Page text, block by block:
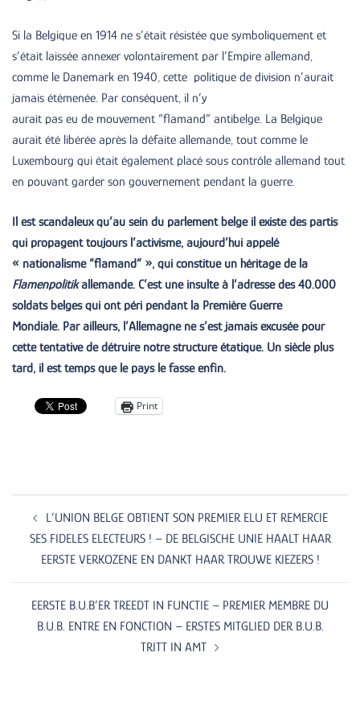
Si la Belgique en 1914 ne s’était résistée que symboliquement et
s’était laissée annexer volontairement par l’Empire allemand,
comme le Danemark en 1940, cette politique de division n’aurait
jamais étémenée. Par conséquent, il n’y
aurait pas eu de mouvement “flamand” antibelge. La Belgique
aurait été libérée après la défaite allemande, tout comme le
Luxembourg qui était également placé sous contrôle allemand tout
en pouvant garder son gouvernement pendant la guerre.
Il est scandaleux qu’au sein du parlement belge il existe des partis
qui propagent toujours l’activisme, aujourd’hui appelé
« nationalisme “flamand” », qui constitue un héritage de la
Flamenpolitikallemande. C’est une insulte à l’adresse des 40.000
soldats belges qui ont péri pendant la Première Guerre
Mondiale. Par ailleurs, l’Allemagne ne s’est jamais excusée pour
cette tentative de détruire notre structure étatique. Un siècle plus
tard, il est temps que le pays le fasse enfin.
Print
Post
navigation
L’UNION BELGE OBTIENT SON PREMIER ELU ET REMERCIE
SES FIDELES ELECTEURS ! – DE BELGISCHE UNIE HAALT HAAR
EERSTE VERKOZENE EN DANKT HAAR TROUWE KIEZERS !
EERSTE B.U.B’ER TREEDT IN FUNCTIE – PREMIER MEMBRE DU
B.U.B. ENTRE EN FONCTION – ERSTES MITGLIED DER B.U.B.
TRITT IN AMT